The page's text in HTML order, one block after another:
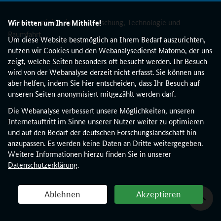
Wir bitten um Ihre Mithilfe!
Um diese Website bestmöglich an Ihrem Bedarf auszurichten,
nutzen wir Cookies und den Webanalysedienst Matomo, der uns
zeigt, welche Seiten besonders oft besucht werden. Ihr Besuch
wird von der Webanalyse derzeit nicht erfasst. Sie können uns
aber helfen, indem Sie hier entscheiden, dass Ihr Besuch auf
unseren Seiten anonymisiert mitgezählt werden darf.
Die Webanalyse verbessert unsere Möglichkeiten, unseren
Internetauftritt im Sinne unserer Nutzer weiter zu optimieren
und auf den Bedarf der deutschen Forschungslandschaft hin
anzupassen. Es werden keine Daten an Dritte weitergegeben.
Weitere Informationen hierzu finden Sie in unserer
Datenschutzerklärung.
Ablehnen Akzeptieren
i
r
e
s
f
r
i
s
t
© Bundesministerium für Forschung, Technologie und
Raumfahrt